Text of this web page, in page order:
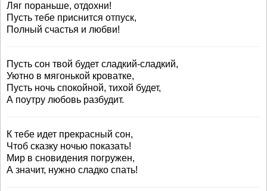
Ляг пораньше, отдохни!
Пусть тебе приснится отпуск,
Полный счастья и любви!
Пусть сон твой будет сладкий-сладкий,
Уютно в мягонькой кроватке,
Пусть ночь спокойной, тихой будет,
А поутру любовь разбудит.
К тебе идет прекрасный сон,
Чтоб сказку ночью показать!
Мир в сновидения погружен,
А значит, нужно сладко спать!